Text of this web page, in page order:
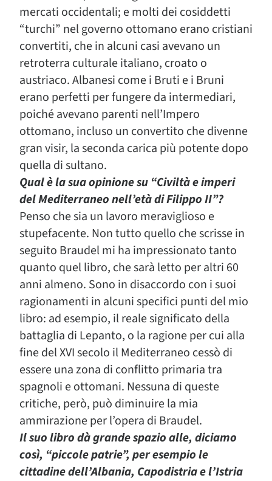
mercati occidentali; e molti dei cosiddetti
“turchi” nel governo ottomano erano cristiani
convertiti, che in alcuni casi avevano un
retroterra culturale italiano, croato o
austriaco. Albanesi come i Bruti e i Bruni
erano perfetti per fungere da intermediari,
poiché avevano parenti nell’Impero
ottomano, incluso un convertito che divenne
gran visir, la seconda carica più potente dopo
quella di sultano.
Qual è la sua opinione su “Civiltà e imperi
del Mediterraneo nell’età di Filippo II”?
Penso che sia un lavoro meraviglioso e
stupefacente. Non tutto quello che scrisse in
seguito Braudel mi ha impressionato tanto
quanto quel libro, che sarà letto per altri 60
anni almeno. Sono in disaccordo con i suoi
ragionamenti in alcuni specifici punti del mio
libro: ad esempio, il reale significato della
battaglia di Lepanto, o la ragione per cui alla
fine del XVI secolo il Mediterraneo cessò di
essere una zona di conflitto primaria tra
spagnoli e ottomani. Nessuna di queste
critiche, però, può diminuire la mia
ammirazione per l’opera di Braudel.
Il suo libro dà grande spazio alle, diciamo
così, “piccole patrie”, per esempio le
cittadine dell’Albania, Capodistria e l’Istria